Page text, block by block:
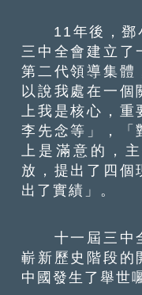
11年後，鄧
三中全會建立了
第二代領導集體
以說我處在一個
上我是核心，重
李先念等」，「
上是滿意的，
放，提出了四個
出了實績」。
十一屆三中全
嶄新歷史階段的
中國發生了舉世